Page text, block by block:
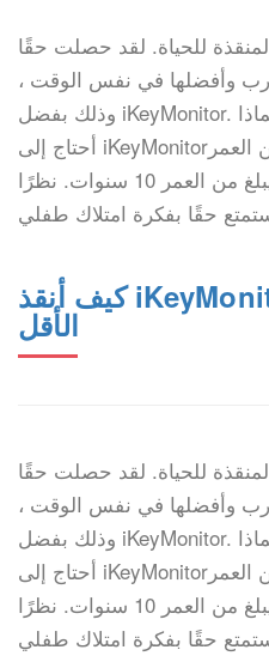
للحياة. لقد حصلت حقًا
وأفضلها في نفس الوقت ،
وذلك بفضل iKeyMonitor. دعني أخبرك القصة البداية: لماذا
أحتاج إلى iKeyMonitor؟ لدي ابنان. الأصغر يبلغ من العمر
سنة واحدة فقط ، لكن الأكبر يبلغ من العمر 10 سنوات. نظرًا
كيف أنقذ iKeyMonitor حياة واحدة على
الأقل
للحياة. لقد حصلت حقًا
وأفضلها في نفس الوقت ،
وذلك بفضل iKeyMonitor. دعني أخبرك القصة البداية: لماذا
أحتاج إلى iKeyMonitor؟ لدي ابنان. الأصغر يبلغ من العمر
سنة واحدة فقط ، لكن الأكبر يبلغ من العمر 10 سنوات. نظرًا